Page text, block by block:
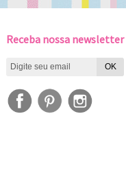
Receba nossa newsletter